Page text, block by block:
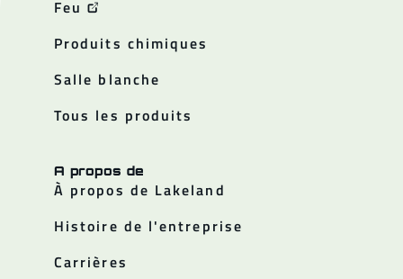
Feu
Produits chimiques
Salle blanche
Tous les produits
A propos de
À propos de Lakeland
Histoire de l'entreprise
Carrières